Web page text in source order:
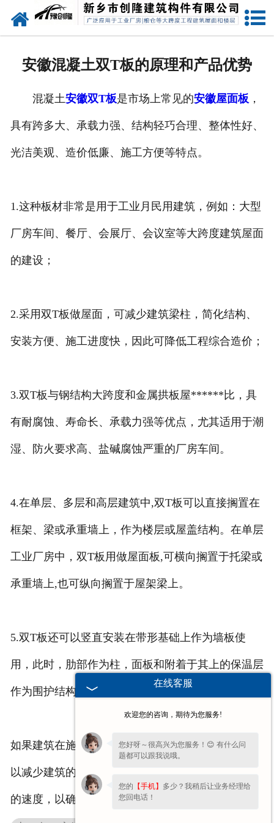
网站首页
成功案例
联系我们
安徽混凝土双T板的原理和产品优势
混凝土安徽双T板是市场上常见的安徽屋面板，
具有跨多大、承载力强、结构轻巧合理、整体性好、
光洁美观、造价低廉、施工方便等特点。
1.这种板材非常是用于工业月民用建筑，例如：大型
厂房车间、餐厅、会展厅、会议室等大跨度建筑屋面
的建设；
2.采用双T板做屋面，可减少建筑梁柱，简化结构、
安装方便、施工进度快，因此可降低工程综合造价；
3.双T板与钢结构大跨度和金属拱板屋******比，具
有耐腐蚀、寿命长、承载力强等优点，尤其适用于潮
湿、防火要求高、盐碱腐蚀严重的厂房车间。
4.在单层、多层和高层建筑中,双T板可以直接搁置在
框架、梁或承重墙上，作为楼层或屋盖结构。在单层
工业厂房中，双T板用做屋面板,可横向搁置于托梁或
承重墙上,也可纵向搁置于屋架梁上。
5.双T板还可以竖直安装在带形基础上作为墙板使
用，此时，肋部作为柱，面板和附着于其上的保温层
作为围护结构。
如果建筑在施工时，全部采用安徽混凝土双T板，可
以减少建筑的自重，缩短施工周期，大幅度提高建设
的速度，以确保施工工期之间完成任务。
在线客服
欢迎您的咨询，期待为您服务!
您好呀～很高兴为您服务！😊 有什么问
题都可以跟我说哦。
您的 【手机】 多少？我稍后让业务经理给
您回电话！